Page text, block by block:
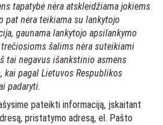
tapatybė nėra atskleidžiama jokiems
pat nėra teikiama su lankytojo
gaunama lankytojo apsilankymo
šalims nėra suteikiami
tai negavus išankstinio asmens
kai pagal Lietuvos Respublikos
padaryti.
pateikti informaciją, įskaitant
pristatymo adresą, el. Pašto